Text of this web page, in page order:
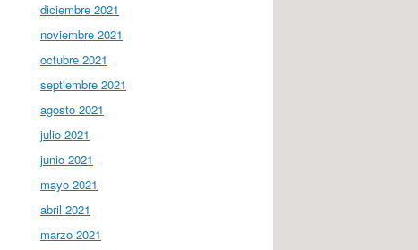
diciembre 2021
noviembre 2021
octubre 2021
septiembre 2021
agosto 2021
julio 2021
junio 2021
mayo 2021
abril 2021
marzo 2021